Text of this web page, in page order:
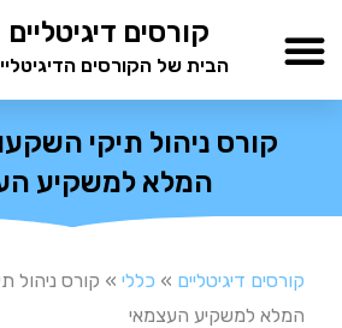
לתוכן
קורסים דיגיטליים
הבית של הקורסים
קורס ניהול תיקי
המלא למשקיע
קורסים דיגיטליים » כללי » קורס ניהול
המלא למשקיע העצמאי